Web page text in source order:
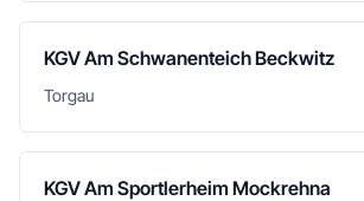
KGV Am Schwanenteich Beckwitz
Torgau
KGV Am Sportlerheim Mockrehna